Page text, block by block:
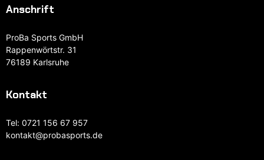
Anschrift
ProBa Sports GmbH
Rappenwörtstr. 31
76189 Karlsruhe
Kontakt
Tel: 0721 156 67 957
kontakt@probasports.de